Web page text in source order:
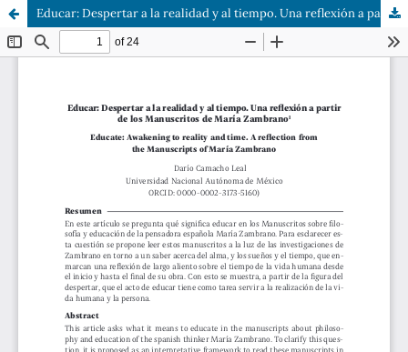
Educar: Despertar a la realidad y al tiempo. Una reflexión a partir de los Manuscritos de María Zambrano